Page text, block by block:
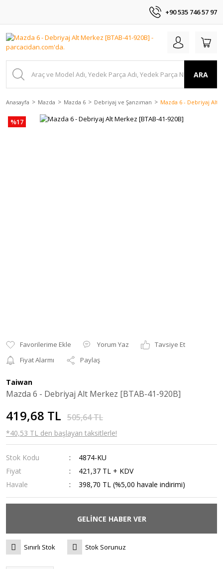
+90 535 746 57 97
ARA
Anasayfa Mazda Mazda 6 Debriyaj ve Şanzıman Mazda 6 - Debriyaj Alt
%17
Yorum Yaz
Tavsiye Et
Fiyat Alarmı
Paylaş
Taiwan
Mazda 6 - Debriyaj Alt Merkez [BTAB-41-920B]
419,68 TL 505,64 TL
*40,53 TL den başlayan taksitlerle!
Stok Kodu
4874-KU
Fiyat
421,37 TL + KDV
Havale
398,70 TL (%5,00 havale indirimi)
GELİNCE HABER VER
Sınırlı Stok Stok Sorunuz